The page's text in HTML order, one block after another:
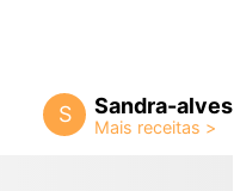
S Sandra-alves